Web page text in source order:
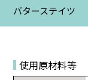
バターステイツ
使用原材料等